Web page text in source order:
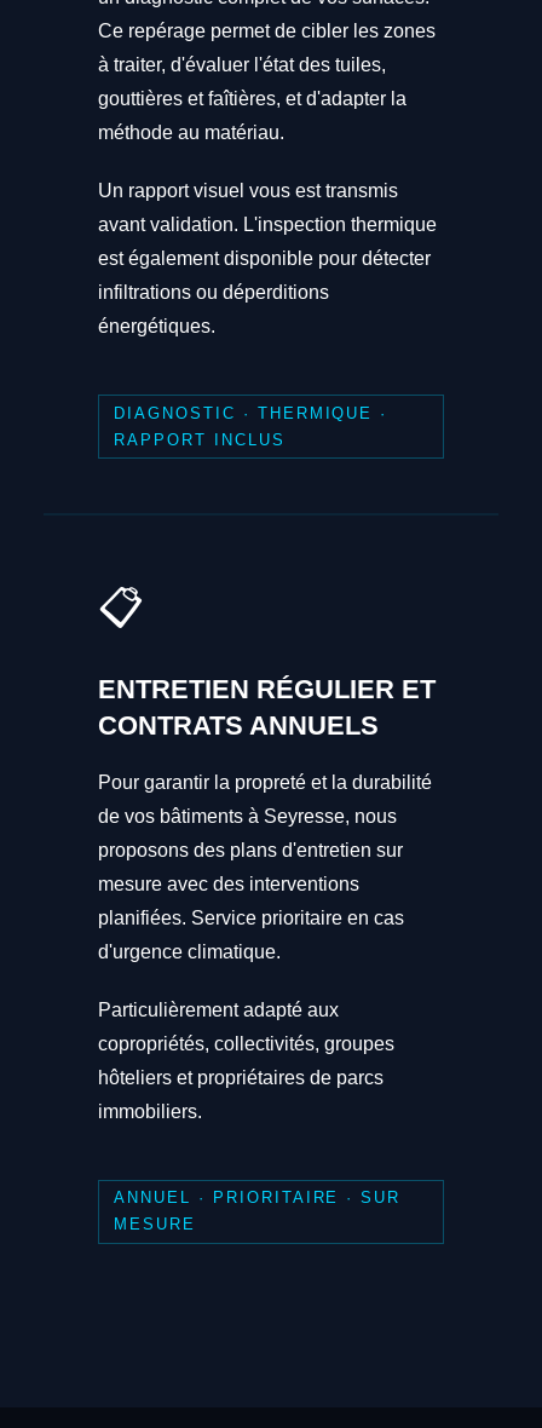
Ce repérage permet de cibler les zones
à traiter, d'évaluer l'état des tuiles,
gouttières et faîtières, et d'adapter la
méthode au matériau.
Un rapport visuel vous est transmis
avant validation. L'inspection thermique
est également disponible pour détecter
infiltrations ou déperditions
énergétiques.
DIAGNOSTIC · THERMIQUE ·
RAPPORT INCLUS
📋
ENTRETIEN RÉGULIER ET
CONTRATS ANNUELS
Pour garantir la propreté et la durabilité
de vos bâtiments à Seyresse, nous
proposons des plans d'entretien sur
mesure avec des interventions
planifiées. Service prioritaire en cas
d'urgence climatique.
Particulièrement adapté aux
copropriétés, collectivités, groupes
hôteliers et propriétaires de parcs
immobiliers.
ANNUEL · PRIORITAIRE · SUR
MESURE